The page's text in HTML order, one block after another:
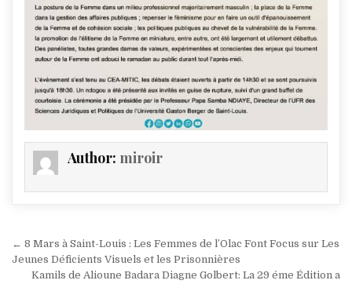
Author: miroir
Navigation
de
← 8 Mars à Saint-Louis : Les Femmes de l’Olac Font Focus sur Les
Jeunes Déficients Visuels et les Prisonnières
Kamils de Alioune Badara Diagne Golbert: La 29 éme Édition a